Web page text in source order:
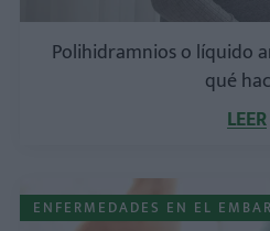
Polihidramnios o líquido
qué
LEER
ENFERMEDADES EN EL